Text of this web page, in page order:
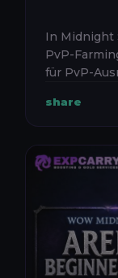
In Midnight
PvP-
für PvP-
gewertetes
share